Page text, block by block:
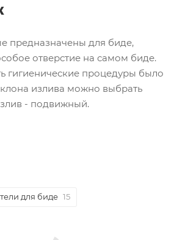
предназначены для биде,
отверстие на самом биде.
гигиенические процедуры было
излива можно выбрать
- подвижный.
для биде 15